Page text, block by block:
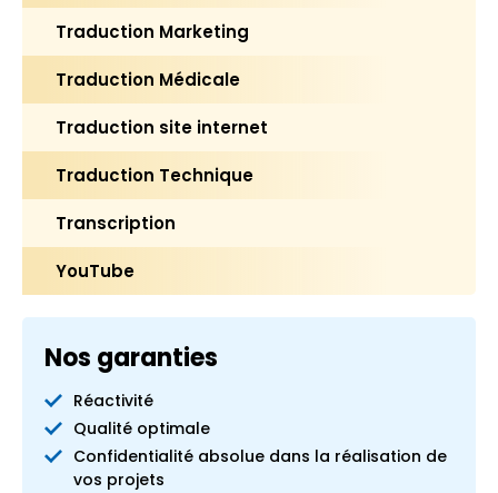
Traduction Marketing
Traduction Médicale
Traduction site internet
Traduction Technique
Transcription
YouTube
Nos garanties
Réactivité
Qualité optimale
Confidentialité absolue dans la réalisation de
vos projets